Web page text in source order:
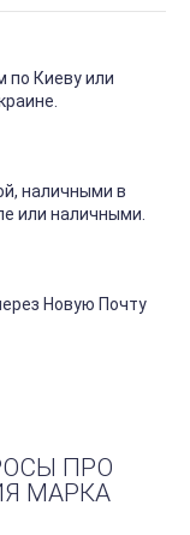
по Киеву или
наличными в
или наличными.
Новую Почту
ПРО
МАРКА